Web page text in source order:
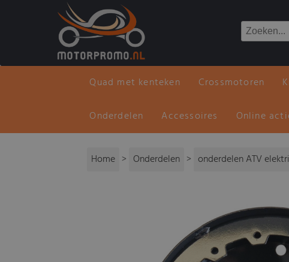
Quad met kenteken Crossmotoren
Onderdelen Accessoires Online
Home > Onderdelen > onderdelen ATV